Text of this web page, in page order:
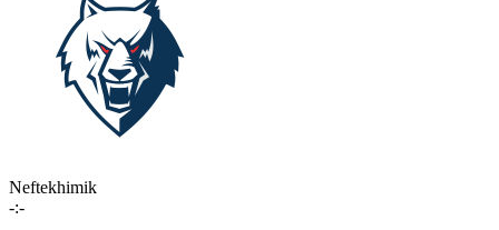
Neftekhimik
-:-